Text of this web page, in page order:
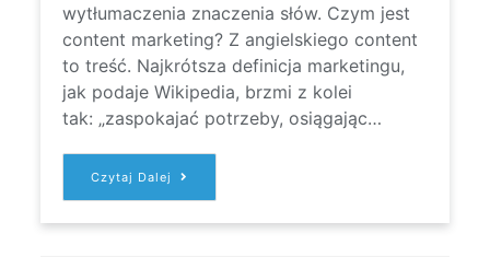
wytłumaczenia znaczenia słów. Czym jest
content marketing? Z angielskiego content
to treść. Najkrótsza definicja marketingu,
jak podaje Wikipedia, brzmi z kolei
tak: „zaspokajać potrzeby, osiągając…
Czytaj Dalej
CONTENT
DLA
B2B